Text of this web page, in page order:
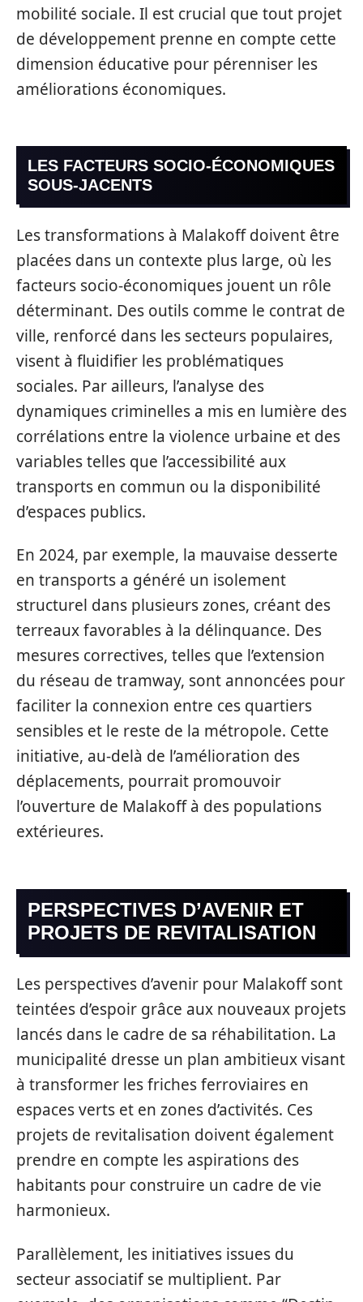
mobilité sociale. Il est crucial que tout projet
de développement prenne en compte cette
dimension éducative pour pérenniser les
améliorations économiques.
LES FACTEURS SOCIO-ÉCONOMIQUES
SOUS-JACENTS
Les transformations à Malakoff doivent être
placées dans un contexte plus large, où les
facteurs socio-économiques jouent un rôle
déterminant. Des outils comme le contrat de
ville, renforcé dans les secteurs populaires,
visent à fluidifier les problématiques
sociales. Par ailleurs, l’analyse des
dynamiques criminelles a mis en lumière des
corrélations entre la violence urbaine et des
variables telles que l’accessibilité aux
transports en commun ou la disponibilité
d’espaces publics.
En 2024, par exemple, la mauvaise desserte
en transports a généré un isolement
structurel dans plusieurs zones, créant des
terreaux favorables à la délinquance. Des
mesures correctives, telles que l’extension
du réseau de tramway, sont annoncées pour
faciliter la connexion entre ces quartiers
sensibles et le reste de la métropole. Cette
initiative, au-delà de l’amélioration des
déplacements, pourrait promouvoir
l’ouverture de Malakoff à des populations
extérieures.
PERSPECTIVES D’AVENIR ET
PROJETS DE REVITALISATION
Les perspectives d’avenir pour Malakoff sont
teintées d’espoir grâce aux nouveaux projets
lancés dans le cadre de sa réhabilitation. La
municipalité dresse un plan ambitieux visant
à transformer les friches ferroviaires en
espaces verts et en zones d’activités. Ces
projets de revitalisation doivent également
prendre en compte les aspirations des
habitants pour construire un cadre de vie
harmonieux.
Parallèlement, les initiatives issues du
secteur associatif se multiplient. Par